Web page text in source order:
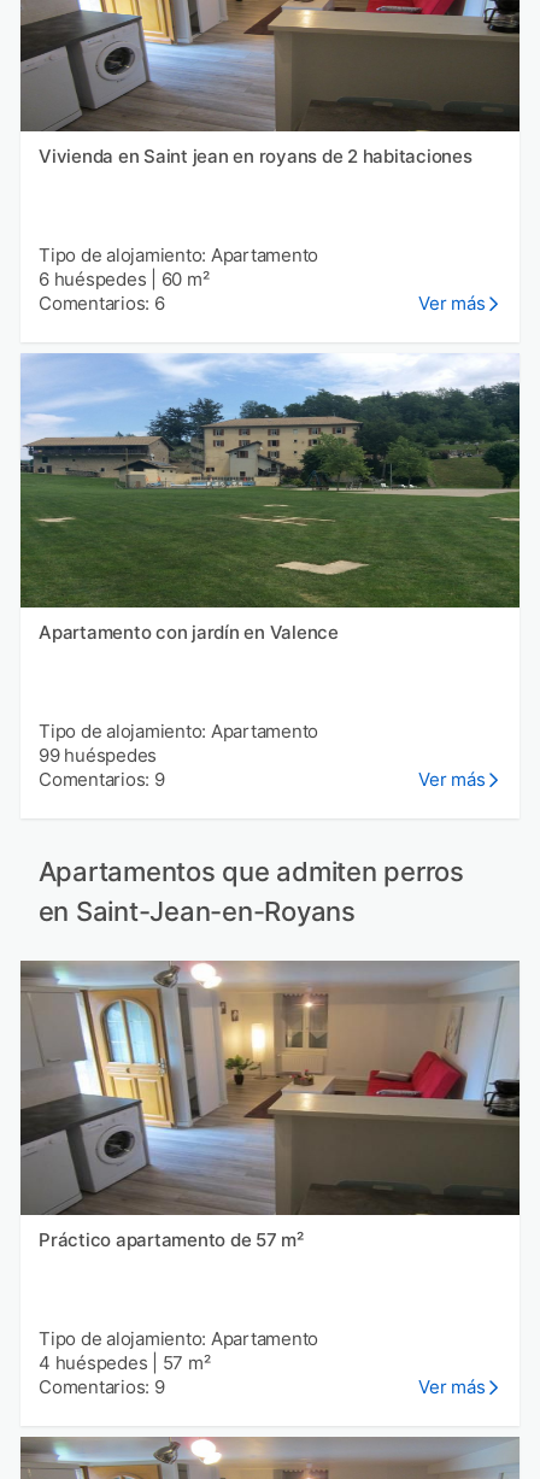
Vivienda en Saint jean en royans de 2 habitaciones
Tipo de alojamiento: Apartamento
6 huéspedes
60 m²
Comentarios: 6
Ver más
Apartamento con jardín en Valence
Tipo de alojamiento: Apartamento
99 huéspedes
Comentarios: 9
Ver más
Apartamentos que admiten perros
en Saint-Jean-en-Royans
Práctico apartamento de 57 m²
Tipo de alojamiento: Apartamento
4 huéspedes
57 m²
Comentarios: 9
Ver más